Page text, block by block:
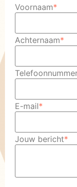
Voornaam*
Achternaam*
E-mail*
Jouw bericht*